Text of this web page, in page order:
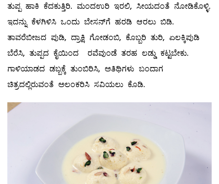
ತುಪ್ಪ ಹಾಕಿ ಕೆದಕುತ್ತಿರಿ. ಮಂದಉರಿ ಇರಲಿ, ಸೀಯದಂತೆ ನೋಡಿಕೊಳ್ಳಿ.
ಇದನ್ನು ಕೆಳಗಿಳಿಸಿ ಒಂದು ಬೇಸನ್‌ಗೆ ಹರಡಿ ಆರಲು ಬಿಡಿ.
ತಾವರೆಬೀಜದ ಪುಡಿ, ದ್ರಾಕ್ಷಿ ಗೋಡಂಬಿ, ಕೊಬ್ಬರಿ ತುರಿ, ಏಲಕ್ಕಿಪುಡಿ
ಬೆರೆಸಿ, ತುಪ್ಪದ ಕೈಯಿಂದ ರವೆವುಂಡೆ ತರಹ ಲಡ್ಡು ಕಟ್ಟಬೇಕು.
ಗಾಳಿಯಾಡದ ಡಬ್ಬಕ್ಕೆ ತುಂಬಿರಿಸಿ, ಅತಿಥಿಗಳು ಬಂದಾಗ
ಚಿತ್ರದಲ್ಲಿರುವಂತೆ ಅಲಂಕರಿಸಿ ಸವಿಯಲು ಕೊಡಿ.